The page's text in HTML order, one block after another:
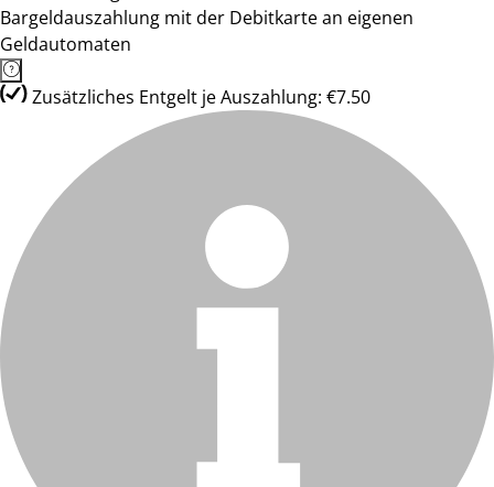
Bargeldauszahlung mit der Debitkarte an eigenen
Geldautomaten
Zusätzliches Entgelt je Auszahlung: €7.50